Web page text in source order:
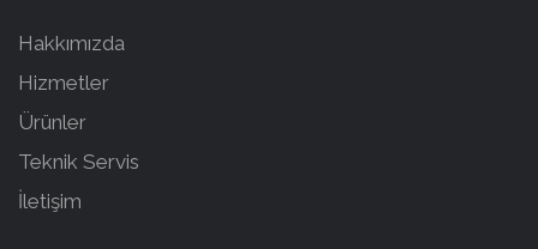
Hakkımızda
Hizmetler
Ürünler
Teknik Servis
İletişim